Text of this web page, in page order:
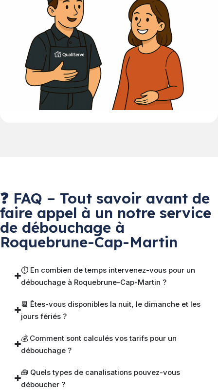
❓ FAQ – Tout savoir avant de
faire appel à un notre service
de débouchage à
Roquebrune-Cap-Martin
⏱️ En combien de temps intervenez-vous pour un
débouchage à Roquebrune-Cap-Martin ?
📆 Êtes-vous disponibles la nuit, le dimanche et les
jours fériés ?
💰 Comment sont calculés vos tarifs pour un
débouchage ?
🧰 Quels types de canalisations pouvez-vous
déboucher ?